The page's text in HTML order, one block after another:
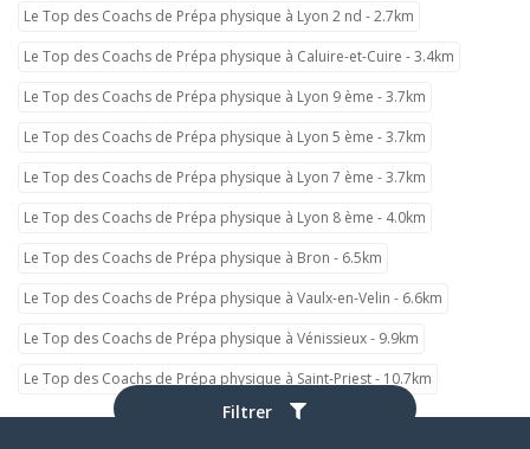
Filtrer
Le Top des Coachs de Prépa physique à Lyon 2 nd - 2.7km
Le Top des Coachs de Prépa physique à Caluire-et-Cuire - 3.4km
Le Top des Coachs de Prépa physique à Lyon 9 ème - 3.7km
Le Top des Coachs de Prépa physique à Lyon 5 ème - 3.7km
Le Top des Coachs de Prépa physique à Lyon 7 ème - 3.7km
Le Top des Coachs de Prépa physique à Lyon 8 ème - 4.0km
Le Top des Coachs de Prépa physique à Bron - 6.5km
Le Top des Coachs de Prépa physique à Vaulx-en-Velin - 6.6km
Le Top des Coachs de Prépa physique à Vénissieux - 9.9km
Le Top des Coachs de Prépa physique à Saint-Priest - 10.7km